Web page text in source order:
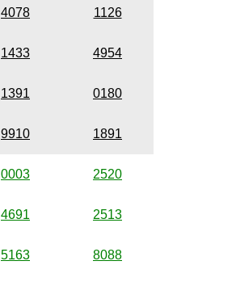
4078 1126
1433 4954
1391 0180
9910 1891
0003 2520
4691 2513
5163 8088